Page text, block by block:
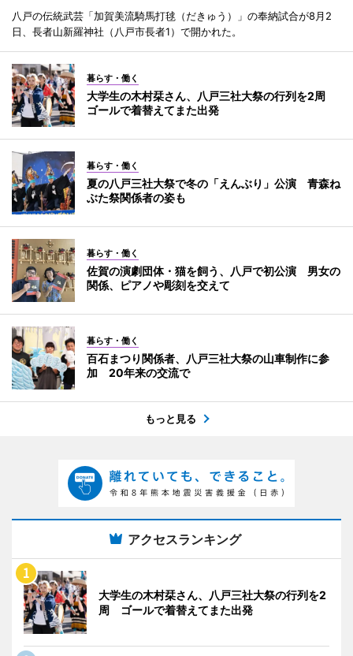
八戸の伝統武芸「加賀美流騎馬打毬（だきゅう）」の奉納試合が8月2
日、長者山新羅神社（八戸市長者1）で開かれた。
暮らす・働く
大学生の木村栞さん、八戸三社大祭の行列を2周
ゴールで着替えてまた出発
暮らす・働く
夏の八戸三社大祭で冬の「えんぶり」公演 青森ね
ぶた祭関係者の姿も
暮らす・働く
佐賀の演劇団体・猫を飼う、八戸で初公演 男女の
関係、ピアノや彫刻を交えて
暮らす・働く
百石まつり関係者、八戸三社大祭の山車制作に参
加 20年来の交流で
もっと見る
アクセスランキング
大学生の木村栞さん、八戸三社大祭の行列を2
周 ゴールで着替えてまた出発